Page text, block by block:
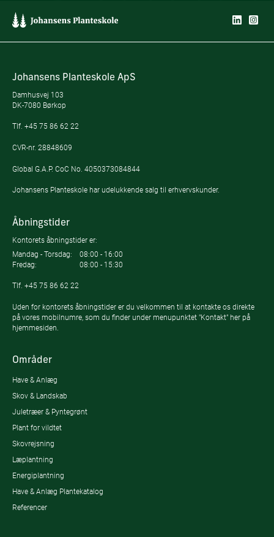
Johansens Planteskole ApS
Damhusvej 103
DK-7080 Børkop
Tlf. +45 75 86 62 22
CVR-nr. 28848609
Global G.A.P. CoC No. 4050373084844
Johansens Planteskole har udelukkende salg til erhvervskunder.
Åbningstider
Kontorets åbningstider er:
Mandag - Torsdag:
08:00 - 16:00
Fredag:
08:00 - 15:30
Tlf. +45 75 86 62 22
Uden for kontorets åbningstider er du velkommen til at kontakte os direkte
på vores mobilnumre, som du finder under menupunktet "Kontakt" her på
hjemmesiden.
Områder
Have & Anlæg
Skov & Landskab
Juletræer & Pyntegrønt
Plant for vildtet
Skovrejsning
Læplantning
Energiplantning
Have & Anlæg Plantekatalog
Referencer